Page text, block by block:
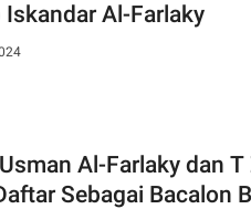
Iskandar Al-Farlaky
Al-Farlaky dan
Sebagai Bacalon